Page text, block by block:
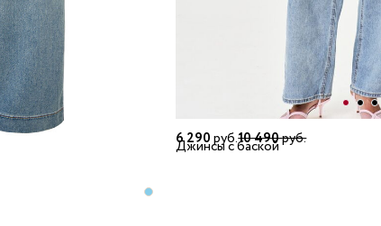
6 290руб.10 490руб.
Джинсы с баской